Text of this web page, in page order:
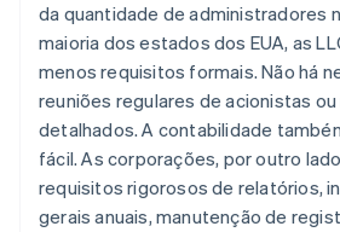
da quantidade de administradores
maioria dos estados dos EUA, as
menos requisitos formais. Não há
reuniões regulares de acionistas
detalhados. A contabilidade
fácil. As corporações, por outro
requisitos rigorosos de relatórios,
gerais anuais, manutenção de